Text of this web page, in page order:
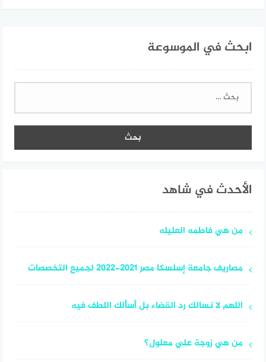
ابحث في الموسوعة
البحث
الأحدث في شاهد
من هي فاطمه العليله
مصاريف جامعة إسلسكا مصر 2021-2022 لجميع التخصصات
اللهم لا نسالك رد القضاء بل أسألك اللطف فيه
من هي زوجة علي معلول؟